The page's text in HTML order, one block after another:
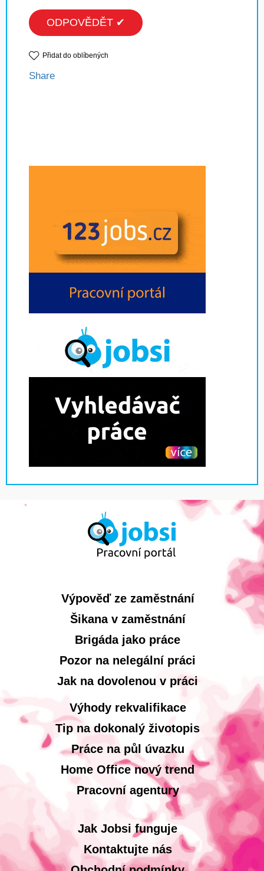
ODPOVĚDĚT ✔
Přidat do oblíbených
Share
Výpověď ze zaměstnání
Šikana v zaměstnání
Brigáda jako práce
Pozor na nelegální práci
Jak na dovolenou v práci
Výhody rekvalifikace
Tip na dokonalý životopis
Práce na půl úvazku
Home Office nový trend
Pracovní agentury
Jak Jobsi funguje
Kontaktujte nás